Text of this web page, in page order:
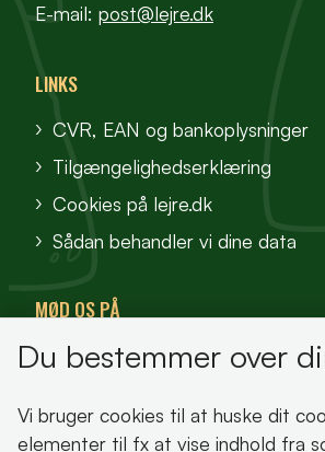
E-mail: post@lejre.dk
LINKS
CVR, EAN og bankoplysninger
Tilgængelighedserklæring
Cookies på lejre.dk
Sådan behandler vi dine data
MØD OS PÅ
VisitFjordlandet
Oplev Lejre
Du bestemmer over
Vi bruger cookies til at huske dit
elementer til fx at vise indhold fra